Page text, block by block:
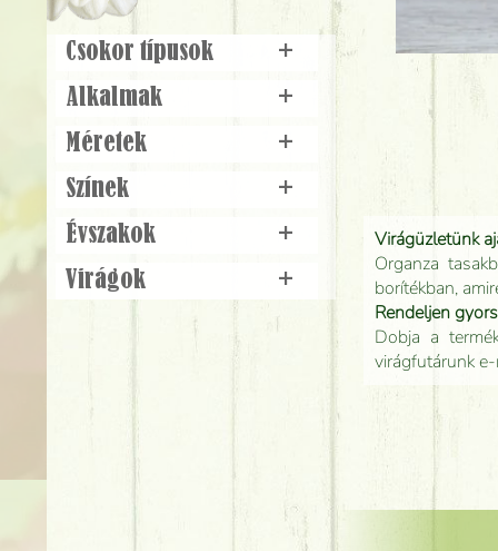
Virágüzletünk
Organza
borítékban,
Rendeljen
Dobja a
virágfutárunk
Csokor típusok
+
Alkalmak
+
Méretek
+
Színek
+
Évszakok
+
Virágok
+